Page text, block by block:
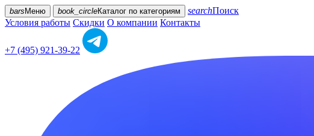
bars Меню book_circleКаталог по категориям searchПоиск
Условия работы Скидки О компании Контакты
+7 (495) 921-39-22